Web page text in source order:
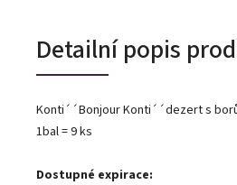
Detailní popis
Konti´´Bonjour Konti´´dezert s
1bal = 9 ks
Dostupné expirace: